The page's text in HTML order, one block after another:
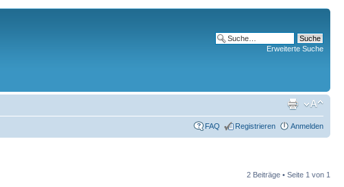
Erweiterte Suche
FAQ Registrieren Anmelden
2 Beiträge • Seite 1 von 1